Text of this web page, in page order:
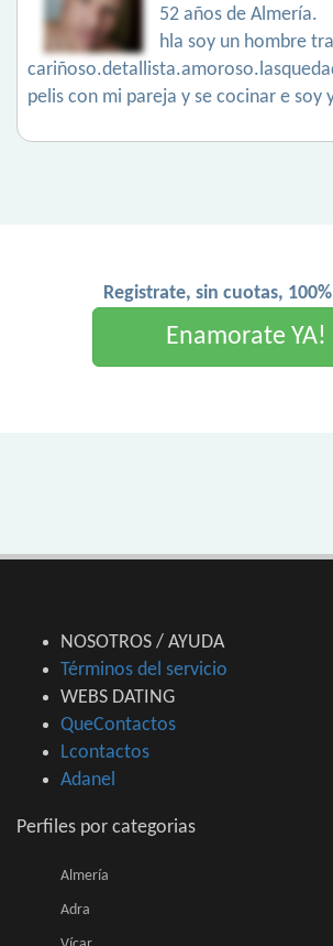
52 años de Almería.
hla soy un hombre
pelis con mi pareja y se cocinar e soy
Registrate, sin cuotas,
Enamorate YA!
NOSOTROS / AYUDA
Términos del servicio
WEBS DATING
QueContactos
Lcontactos
Adanel
Perfiles por categorias
Almería
Adra